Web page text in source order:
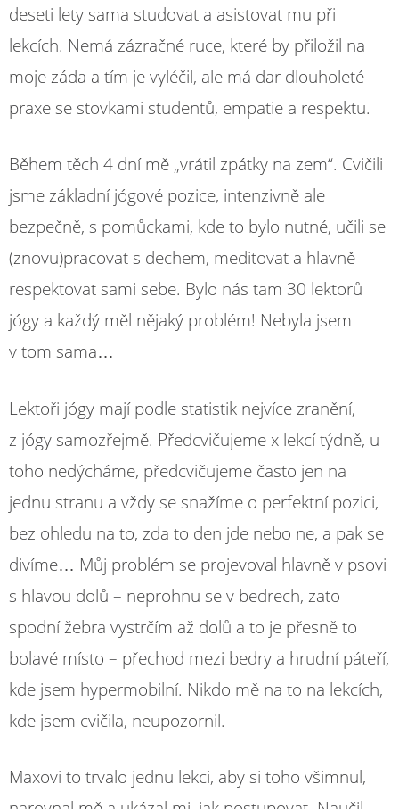
deseti lety sama studovat a asistovat mu při
lekcích. Nemá zázračné ruce, které by přiložil na
moje záda a tím je vyléčil, ale má dar dlouholeté
praxe se stovkami studentů, empatie a respektu.
Během těch 4 dní mě „vrátil zpátky na zem“. Cvičili
jsme základní jógové pozice, intenzivně ale
bezpečně, s pomůckami, kde to bylo nutné, učili se
(znovu)pracovat s dechem, meditovat a hlavně
respektovat sami sebe. Bylo nás tam 30 lektorů
jógy a každý měl nějaký problém! Nebyla jsem
v tom sama…
Lektoři jógy mají podle statistik nejvíce zranění,
z jógy samozřejmě. Předcvičujeme x lekcí týdně, u
toho nedýcháme, předcvičujeme často jen na
jednu stranu a vždy se snažíme o perfektní pozici,
bez ohledu na to, zda to den jde nebo ne, a pak se
divíme… Můj problém se projevoval hlavně v psovi
s hlavou dolů – neprohnu se v bedrech, zato
spodní žebra vystrčím až dolů a to je přesně to
bolavé místo – přechod mezi bedry a hrudní páteří,
kde jsem hypermobilní. Nikdo mě na to na lekcích,
kde jsem cvičila, neupozornil.
Maxovi to trvalo jednu lekci, aby si toho všimnul,